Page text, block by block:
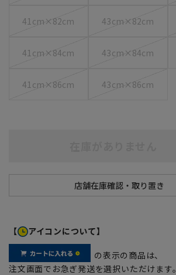
41cm×82cm 43cm×82cm
41cm×84cm 43cm×84cm
41cm×86cm 43cm×86cm
【 アイコンについて】
の表示の商品は、
注文画面でお急ぎ発送を選択いただけます。